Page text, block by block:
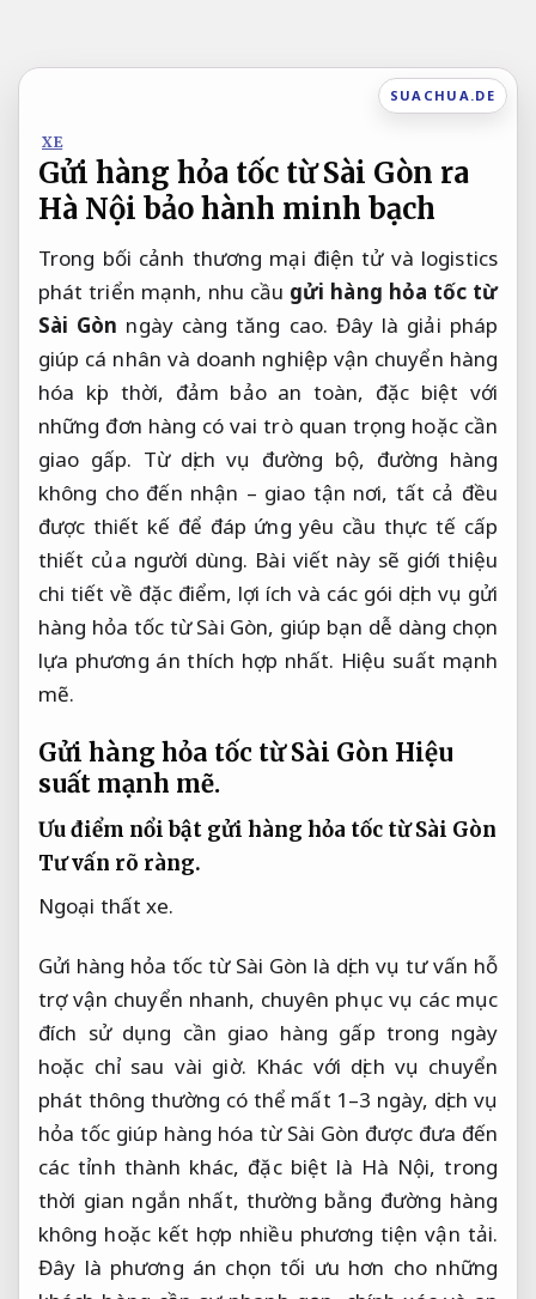
nội
SUACHUA.DE
XE
Gửi hàng hỏa tốc từ Sài Gòn ra
Hà Nội bảo hành minh bạch
Trong bối cảnh thương mại điện tử và logistics
phát triển mạnh, nhu cầu gửi hàng hỏa tốc từ
Sài Gòn ngày càng tăng cao. Đây là giải pháp
giúp cá nhân và doanh nghiệp vận chuyển hàng
hóa kịp thời, đảm bảo an toàn, đặc biệt với
những đơn hàng có vai trò quan trọng hoặc cần
giao gấp. Từ dịch vụ đường bộ, đường hàng
không cho đến nhận – giao tận nơi, tất cả đều
được thiết kế để đáp ứng yêu cầu thực tế cấp
thiết của người dùng. Bài viết này sẽ giới thiệu
chi tiết về đặc điểm, lợi ích và các gói dịch vụ gửi
hàng hỏa tốc từ Sài Gòn, giúp bạn dễ dàng chọn
lựa phương án thích hợp nhất. Hiệu suất mạnh
mẽ.
Gửi hàng hỏa tốc từ Sài Gòn Hiệu
suất mạnh mẽ.
Ưu điểm nổi bật gửi hàng hỏa tốc từ Sài Gòn
Tư vấn rõ ràng.
Ngoại thất xe.
Gửi hàng hỏa tốc từ Sài Gòn là dịch vụ tư vấn hỗ
trợ vận chuyển nhanh, chuyên phục vụ các mục
đích sử dụng cần giao hàng gấp trong ngày
hoặc chỉ sau vài giờ. Khác với dịch vụ chuyển
phát thông thường có thể mất 1–3 ngày, dịch vụ
hỏa tốc giúp hàng hóa từ Sài Gòn được đưa đến
các tỉnh thành khác, đặc biệt là Hà Nội, trong
thời gian ngắn nhất, thường bằng đường hàng
không hoặc kết hợp nhiều phương tiện vận tải.
Đây là phương án chọn tối ưu hơn cho những